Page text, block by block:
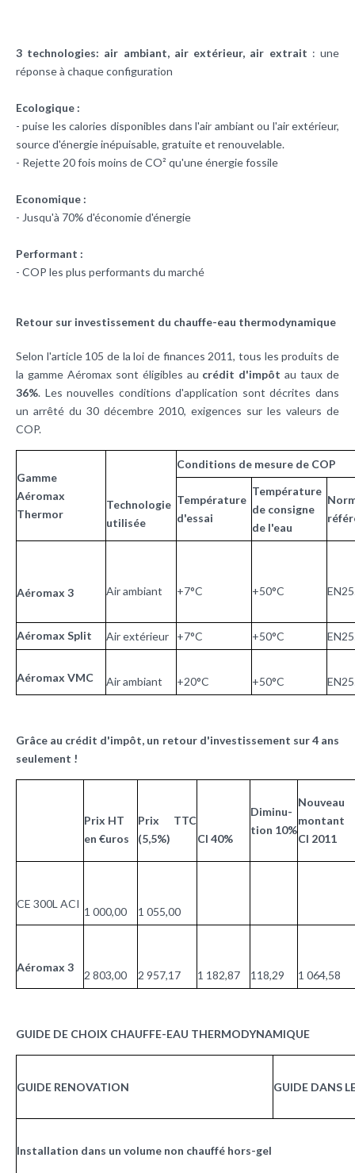
3 technologies: air ambiant, air extérieur, air extrait : une
réponse à chaque configuration
Ecologique :
- puise les calories disponibles dans l'air ambiant ou l'air extérieur,
source d'énergie inépuisable, gratuite et renouvelable.
- Rejette 20 fois moins de CO² qu'une énergie fossile
Economique :
- Jusqu'à 70% d'économie d'énergie
Performant :
- COP les plus performants du marché
Retour sur investissement du chauffe-eau thermodynamique
Selon l'article 105 de la loi de finances 2011, tous les produits de
la gamme Aéromax sont éligibles au crédit d'impôt au taux de
36%. Les nouvelles conditions d'application sont décrites dans
un arrêté du 30 décembre 2010, exigences sur les valeurs de
COP.
Gamme
Aéromax
Thermor
Technologie
utilisée
Conditions de mesure de COP
Température
d'essai
Température
de consigne
de l'eau
Aéromax 3 Air ambiant +7°C +50°C
Aéromax Split Air extérieur +7°C +50°C
Aéromax VMC Air ambiant +20°C +50°C
Grâce au crédit d'impôt, un retour d'investissement sur 4 ans
seulement !
Prix HT
en €uros
Prix TTC
(5,5%)
CI 40%
Diminu-
tion 10%
Nouveau
montant
CI 2011
CE 300L ACI
1 000,00 1 055,00
Aéromax 3
2 803,00 2 957,17 1 182,87 118,29 1 064,58
GUIDE DE CHOIX CHAUFFE-EAU THERMODYNAMIQUE
GUIDE RENOVATION GUIDE DANS
Installation dans un volume non chauffé hors-gel